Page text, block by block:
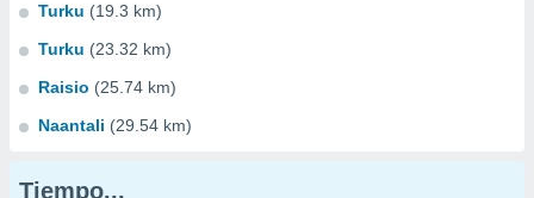
Turku (19.3 km)
Turku (23.32 km)
Raisio (25.74 km)
Naantali (29.54 km)
Tiempo...